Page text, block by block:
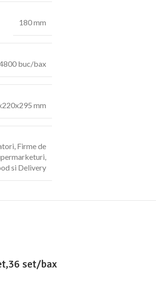
180 mm
buc/bax
mm
, Firme de
,
si Delivery
set/bax